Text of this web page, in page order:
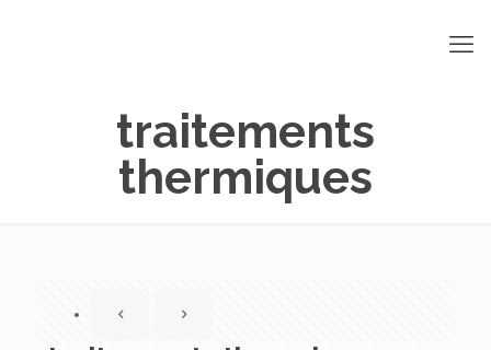
traitements
thermiques